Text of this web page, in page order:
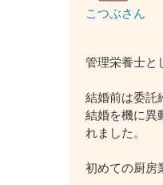
こつぶさん
管理栄養士と
結婚前は委託
結婚を機に異
れました。
初めての厨房